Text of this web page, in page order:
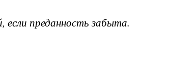
преданность забыта.